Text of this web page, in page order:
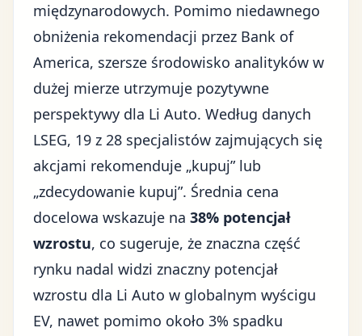
międzynarodowych. Pomimo niedawnego
obniżenia rekomendacji przez Bank of
America, szersze środowisko analityków w
dużej mierze utrzymuje pozytywne
perspektywy dla Li Auto. Według danych
LSEG, 19 z 28 specjalistów zajmujących się
akcjami rekomenduje „kupuj” lub
„zdecydowanie kupuj”. Średnia cena
docelowa wskazuje na 38% potencjał
wzrostu, co sugeruje, że znaczna część
rynku nadal widzi znaczny potencjał
wzrostu dla Li Auto w globalnym wyścigu
EV, nawet pomimo około 3% spadku